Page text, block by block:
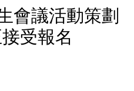
會議活動策劃
受報名